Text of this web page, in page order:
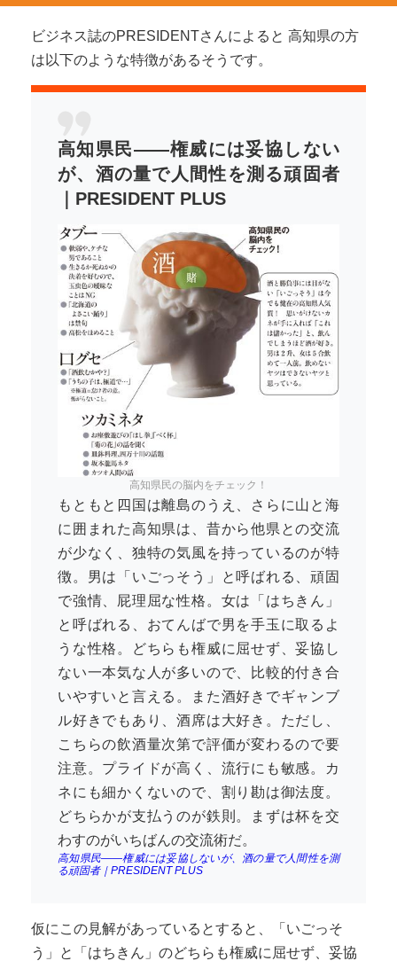
ビジネス誌のPRESIDENTさんによると 高知県の方
は以下のような特徴があるそうです。
高知県民――権威には妥協しない
が、酒の量で人間性を測る頑固者
｜PRESIDENT PLUS
高知県民の脳内をチェック！
もともと四国は離島のうえ、さらに山と海
に囲まれた高知県は、昔から他県との交流
が少なく、独特の気風を持っているのが特
徴。男は「いごっそう」と呼ばれる、頑固
で強情、屁理屈な性格。女は「はちきん」
と呼ばれる、おてんばで男を手玉に取るよ
うな性格。どちらも権威に屈せず、妥協し
ない一本気な人が多いので、比較的付き合
いやすいと言える。また酒好きでギャンブ
ル好きでもあり、酒席は大好き。ただし、
こちらの飲酒量次第で評価が変わるので要
注意。プライドが高く、流行にも敏感。カ
ネにも細かくないので、割り勘は御法度。
どちらかが支払うのが鉄則。まずは杯を交
わすのがいちばんの交流術だ。
高知県民――権威には妥協しないが、酒の量で人間性を測
る頑固者｜PRESIDENT PLUS
仮にこの見解があっているとすると、「いごっそ
う」と「はちきん」のどちらも権威に屈せず、妥協